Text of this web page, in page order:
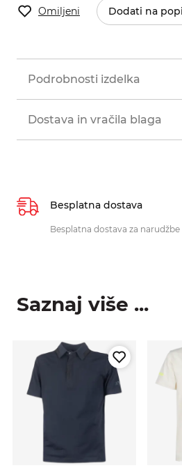
Omiljeni Dodati na
Podrobnosti izdelka
Dostava in vračila blaga
Besplatna dostava
Besplatna dostava za narudžbe
Saznaj više ...